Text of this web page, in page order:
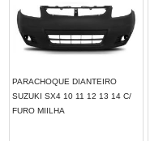
PARACHOQUE DIANTEIRO
SUZUKI SX4 10 11 12 13 14 C/
FURO MIILHA